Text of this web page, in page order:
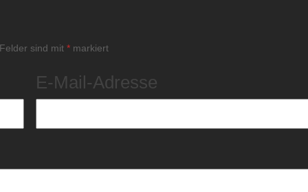
sind mit* markiert
E-Mail-Adresse